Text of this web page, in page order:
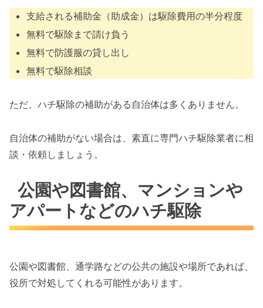
支給される補助金（助成金）は駆除費用の半分程度
無料で駆除まで請け負う
無料で防護服の貸し出し
無料で駆除相談
ただ、ハチ駆除の補助がある自治体は多くありません。
自治体の補助がない場合は、素直に専門ハチ駆除業者に相
談・依頼しましょう。
公園や図書館、マンションや
アパートなどのハチ駆除
公園や図書館、通学路などの公共の施設や場所であれば、
役所で対処してくれる可能性があります。